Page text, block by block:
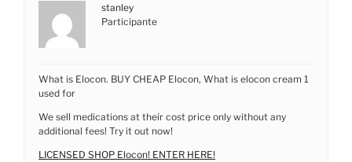
stanley
Participante
What is Elocon. BUY CHEAP Elocon, What is elocon cream 1
used for
We sell medications at their cost price only without any
additional fees! Try it out now!
LICENSED SHOP Elocon! ENTER HERE!